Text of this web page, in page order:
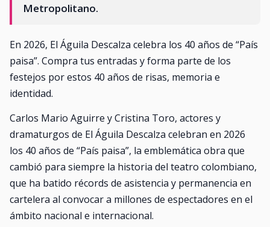
Metropolitano.
En 2026, El Águila Descalza celebra los 40 años de “País
paisa”. Compra tus entradas y forma parte de los
festejos por estos 40 años de risas, memoria e
identidad.
Carlos Mario Aguirre y Cristina Toro, actores y
dramaturgos de El Águila Descalza celebran en 2026
los 40 años de “País paisa”, la emblemática obra que
cambió para siempre la historia del teatro colombiano,
que ha batido récords de asistencia y permanencia en
cartelera al convocar a millones de espectadores en el
ámbito nacional e internacional.